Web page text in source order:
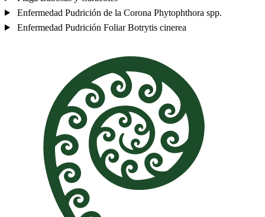
Enfermedad Pudrición de la Corona Phytophthora spp.
Enfermedad Pudrición Foliar Botrytis cinerea